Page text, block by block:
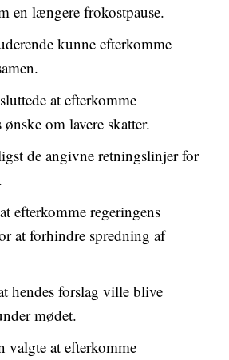
en længere frokostpause.
kunne efterkomme
at efterkomme
om lavere skatter.
de angivne retningslinjer for
efterkomme regeringens
at forhindre spredning af
hendes forslag ville blive
mødet.
valgte at efterkomme